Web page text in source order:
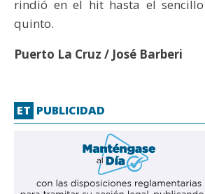
rindió en el hit hasta el
quinto.
Puerto La Cruz / José Barberi
ET PUBLICIDAD